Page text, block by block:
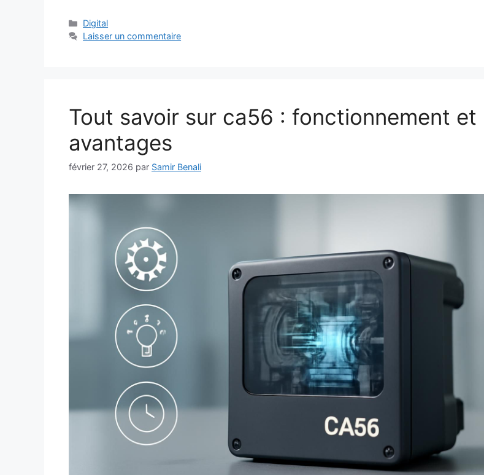
Catégories
Digital
Laisser un commentaire
Tout savoir sur ca56 : fonctionnement et
avantages
février 27, 2026 par Samir Benali